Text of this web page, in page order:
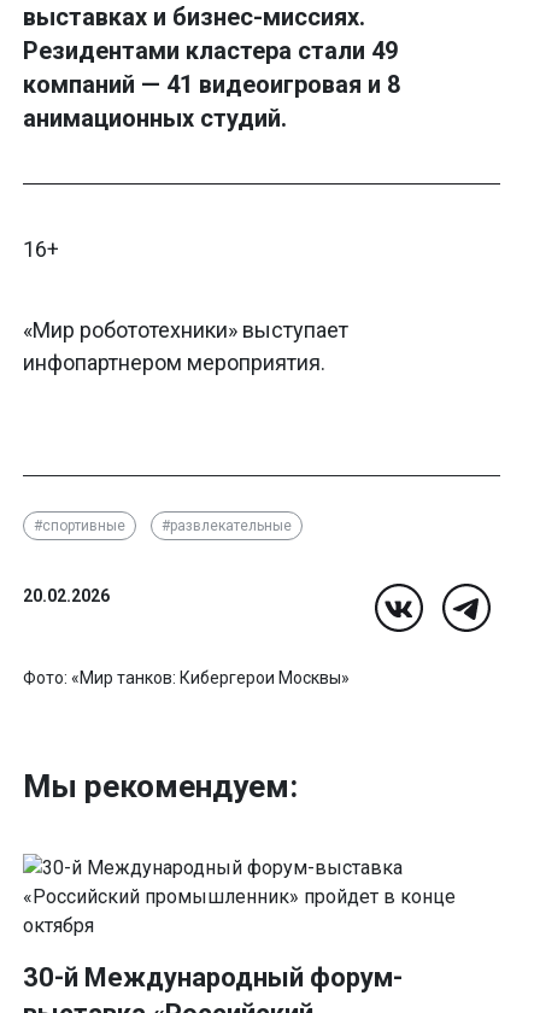
выставках и бизнес-миссиях.
Резидентами кластера стали 49
компаний — 41 видеоигровая и 8
анимационных студий.
16+
«Мир робототехники» выступает
инфопартнером мероприятия.
#спортивные #развлекательные
20.02.2026
Фото: «Мир танков: Кибергерои Москвы»
Мы рекомендуем:
30-й Международный форум-